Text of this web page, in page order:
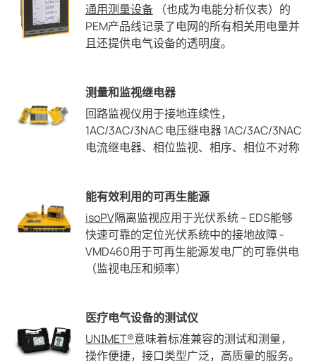
通用测量设备 （也成为电能分析仪表）的
PEM产品线记录了电网的所有相关用电量并
且还提供电气设备的透明度。
测量和监视继电器
回路监视仪用于接地连续性，
1AC/3AC/3NAC 电压继电器 1AC/3AC/3NAC
电流继电器、相位监视、相序、相位不对称
能有效利用的可再生能源
isoPV隔离监视应用于光伏系统 – EDS能够
快速可靠的定位光伏系统中的接地故障 -
VMD460用于可再生能源发电厂的可靠供电
（监视电压和频率）
医疗电气设备的测试仪
UNIMET®意味着标准兼容的测试和测量，
操作便捷，接口类型广泛，高质量的服务。